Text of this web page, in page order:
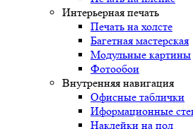
Интерьерная печать
Печать на холсте
Багетная мастерская
Модульные картины
Фотообои
Внутренняя навигация
Офисные таблички
Иформационные
Наклейки на пол